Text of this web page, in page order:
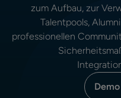
zum Aufbau, zur
Talentpools,
professionellen